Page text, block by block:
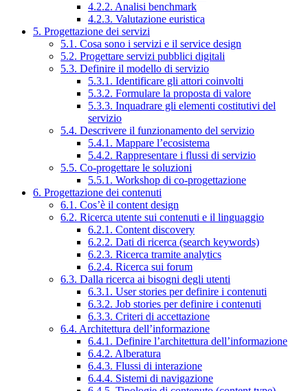
4.2.2. Analisi benchmark
4.2.3. Valutazione euristica
5. Progettazione dei servizi
5.1. Cosa sono i servizi e il service design
5.2. Progettare servizi pubblici digitali
5.3. Definire il modello di servizio
5.3.1. Identificare gli attori coinvolti
5.3.2. Formulare la proposta di valore
5.3.3. Inquadrare gli elementi costitutivi del
servizio
5.4. Descrivere il funzionamento del servizio
5.4.1. Mappare l’ecosistema
5.4.2. Rappresentare i flussi di servizio
5.5. Co-progettare le soluzioni
5.5.1. Workshop di co-progettazione
6. Progettazione dei contenuti
6.1. Cos’è il content design
6.2. Ricerca utente sui contenuti e il linguaggio
6.2.1. Content discovery
6.2.2. Dati di ricerca (search keywords)
6.2.3. Ricerca tramite analytics
6.2.4. Ricerca sui forum
6.3. Dalla ricerca ai bisogni degli utenti
6.3.1. User stories per definire i contenuti
6.3.2. Job stories per definire i contenuti
6.3.3. Criteri di accettazione
6.4. Architettura dell’informazione
6.4.1. Definire l’architettura dell’informazione
6.4.2. Alberatura
6.4.3. Flussi di interazione
6.4.4. Sistemi di navigazione